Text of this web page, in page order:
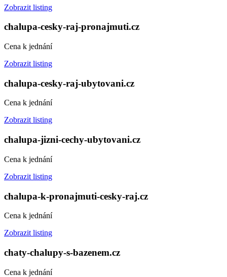
Zobrazit listing
chalupa-cesky-raj-pronajmuti.cz
Cena k jednání
Zobrazit listing
chalupa-cesky-raj-ubytovani.cz
Cena k jednání
Zobrazit listing
chalupa-jizni-cechy-ubytovani.cz
Cena k jednání
Zobrazit listing
chalupa-k-pronajmuti-cesky-raj.cz
Cena k jednání
Zobrazit listing
chaty-chalupy-s-bazenem.cz
Cena k jednání